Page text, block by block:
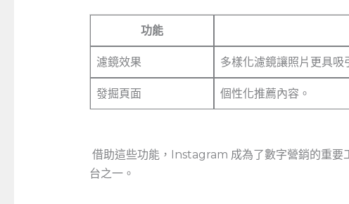
功能
濾鏡效果 多樣化濾鏡讓照片更具吸
發掘頁面 個性化推薦內容。
借助這些功能，Instagram 成為了數字營銷的重
台之一。